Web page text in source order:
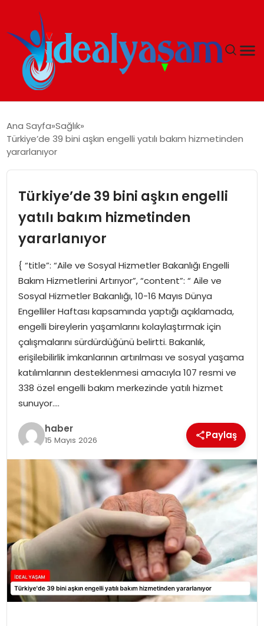
GÜNDEM
İDEAL YAŞAM
İDEAL SPOR
YAŞAM
MAGAZIN
SAĞLIK
SOSYAL HABER
Ana Sayfa Sağlık
Türkiye’de 39 bini aşkın engelli yatılı bakım hizmetinden
yararlanıyor
Türkiye’de 39 bini aşkın engelli
yatılı bakım hizmetinden
yararlanıyor
{ “title”: “Aile ve Sosyal Hizmetler Bakanlığı Engelli
Bakım Hizmetlerini Artırıyor”, “content”: “ Aile ve
Sosyal Hizmetler Bakanlığı, 10-16 Mayıs Dünya
Engelliler Haftası kapsamında yaptığı açıklamada,
engelli bireylerin yaşamlarını kolaylaştırmak için
çalışmalarını sürdürdüğünü belirtti. Bakanlık,
erişilebilirlik imkanlarının artırılması ve sosyal yaşama
katılımlarının desteklenmesi amacıyla 107 resmi ve
338 özel engelli bakım merkezinde yatılı hizmet
sunuyor….
haber
15 Mayıs 2026 Paylaş